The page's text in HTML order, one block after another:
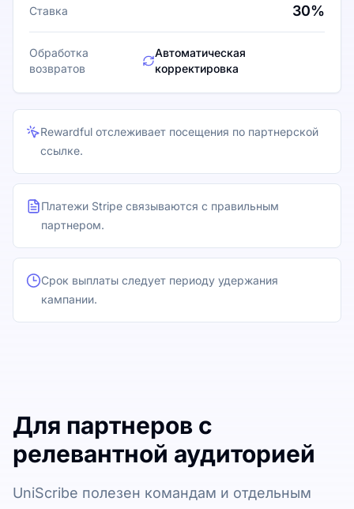
Ставка 30%
Обработка
возвратов
Автоматическая
корректировка
Rewardful отслеживает посещения по партнерской
ссылке.
Платежи Stripe связываются с правильным
партнером.
Срок выплаты следует периоду удержания
кампании.
Для партнеров с
релевантной аудиторией
UniScribe полезен командам и отдельным